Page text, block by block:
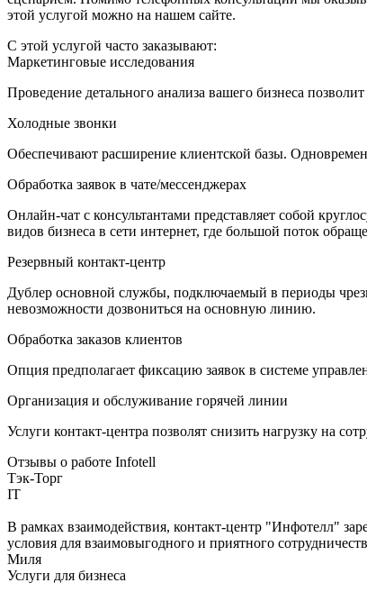
этой услугой можно на нашем сайте.
С этой услугой часто заказывают:
Маркетинговые исследования
Проведение детального анализа вашего бизнеса
Холодные звонки
Обеспечивают расширение клиентской базы.
Обработка заявок в чате/мессенджерах
Онлайн-чат с консультантами представляет собой
видов бизнеса в сети интернет, где большой поток
Резервный контакт-центр
Дублер основной службы, подключаемый в периоды
невозможности дозвониться на основную линию.
Обработка заказов клиентов
Опция предполагает фиксацию заявок в системе
Организация и обслуживание горячей линии
Услуги контакт-центра позволят снизить нагрузку на
Отзывы о работе Infotell
Тэк-Торг
IT
В рамках взаимодействия, контакт-центр "Инфотелл"
условия для взаимовыгодного и приятного
Миля
Услуги для бизнеса